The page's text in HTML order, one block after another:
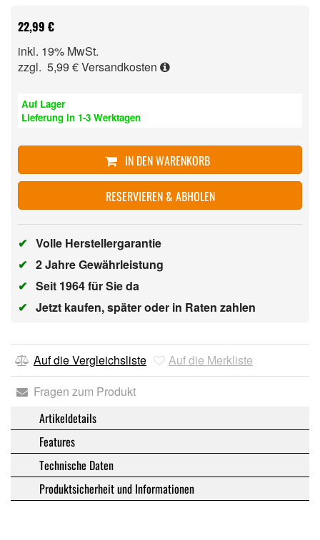
22,99 €
inkl. 19% MwSt.
zzgl. 5,99 €Versandkosten
Auf Lager
Lieferung in 1-3 Werktagen
IN DEN WARENKORB
RESERVIEREN & ABHOLEN
✔ Volle Herstellergarantie
✔ 2 Jahre Gewährleistung
✔ Seit 1964 für Sie da
✔ Jetzt kaufen, später oder in Raten zahlen
Auf die Vergleichsliste
Auf die Merkliste
Fragen zum Produkt
Artikeldetails
Features
Technische Daten
Produktsicherheit und Informationen